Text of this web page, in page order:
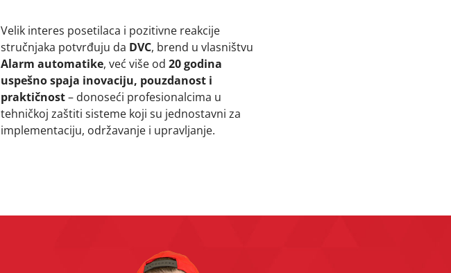
Velik interes posetilaca i pozitivne reakcije
stručnjaka potvrđuju da DVC, brend u vlasništvu
Alarm automatike, već više od 20 godina
uspešno spaja inovaciju, pouzdanost i
praktičnost– donoseći profesionalcima u
tehničkoj zaštiti sisteme koji su jednostavni za
implementaciju, održavanje i upravljanje.